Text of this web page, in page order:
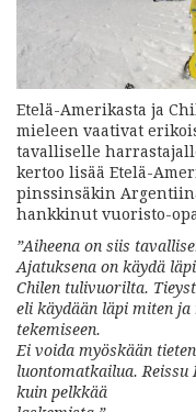
Etelä-Amerikasta ja
mieleen vaativat
tavalliselle
kertoo lisää Etelä-
pinssinsäkin
hankkinut vuoristo-
”Aiheena on siis
Ajatuksena on käydä
Chilen tulivuorilta.
eli käydään läpi miten
tekemiseen.
Ei voida myöskään
luontomatkailua. Reissu
kuin pelkkää